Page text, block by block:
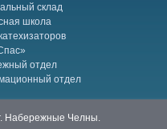
склад
школа
отдел
отдел
Набережные Челны.